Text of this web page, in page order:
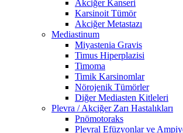
Akciğer Kanseri
Karsinoit Tümör
Akciğer Metastazı
Mediastinum
Miyastenia Gravis
Timus Hiperplazisi
Timoma
Timik Karsinomlar
Nörojenik Tümörler
Diğer Mediasten Kitleleri
Plevra / Akciğer Zarı Hastalıkları
Pnömotoraks
Plevral Efüzyonlar ve